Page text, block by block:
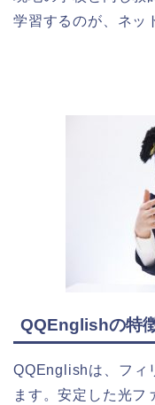
学習するのが、ネッ
QQEnglishの特
QQEnglishは、フィ
ます。安定した光フ